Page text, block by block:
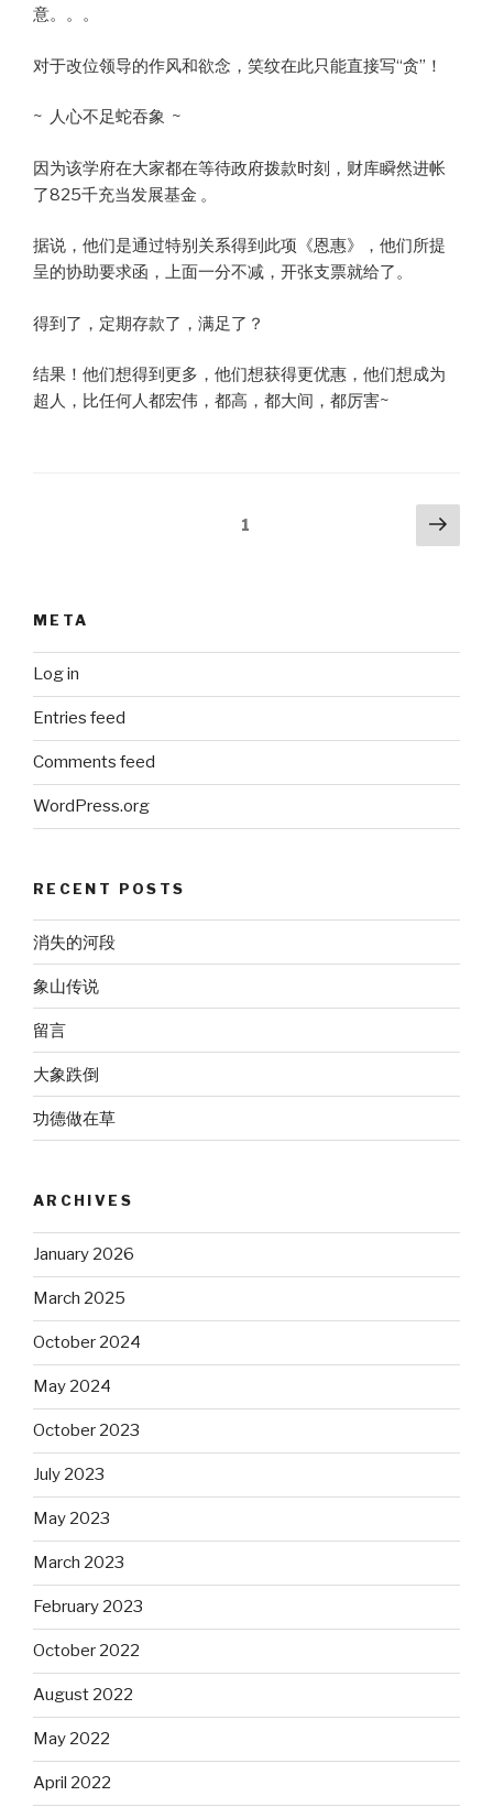
意。。。
对于改位领导的作风和欲念，笑纹在此只能直接写“贪”！
~ 人心不足蛇吞象 ~
因为该学府在大家都在等待政府拨款时刻，财库瞬然进帐
了825千充当发展基金 。
据说，他们是通过特别关系得到此项《恩惠》，他们所提
呈的协助要求函，上面一分不减，开张支票就给了。
得到了，定期存款了，满足了？
结果！他们想得到更多，他们想获得更优惠，他们想成为
超人，比任何人都宏伟，都高，都大间，都厉害~
1
Next
META
Log in
Entries feed
Comments feed
WordPress.org
RECENT POSTS
消失的河段
象山传说
留言
大象跌倒
功德做在草
ARCHIVES
January 2026
March 2025
October 2024
May 2024
October 2023
July 2023
May 2023
March 2023
February 2023
October 2022
August 2022
May 2022
April 2022